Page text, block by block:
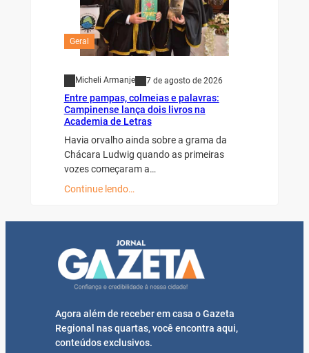
Geral
Micheli Armanje 7 de agosto de 2026
Entre pampas, colmeias e palavras:
Campinense lança dois livros na
Academia de Letras
Havia orvalho ainda sobre a grama da
Chácara Ludwig quando as primeiras
vozes começaram a…
Continue lendo…
Agora além de receber em casa o Gazeta
Regional nas quartas, você encontra aqui,
conteúdos exclusivos.